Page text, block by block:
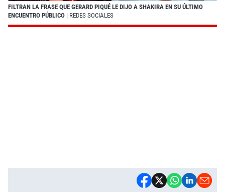
FILTRAN LA FRASE QUE GERARD PIQUÉ LE DIJO A SHAKIRA EN SU ÚLTIMO
ENCUENTRO PÚBLICO | REDES SOCIALES